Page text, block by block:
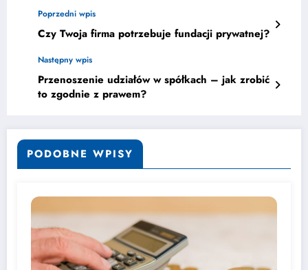
Poprzedni wpis
Czy Twoja firma potrzebuje fundacji prywatnej?
Następny wpis
Przenoszenie udziałów w spółkach – jak zrobić
to zgodnie z prawem?
PODOBNE WPISY